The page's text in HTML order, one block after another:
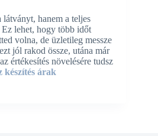
látványt, hanem a teljes
lehet, hogy több időt
volna, de üzletileg messze
jól rakod össze, utána már
értékesítés növelésére tudsz
készítés árak